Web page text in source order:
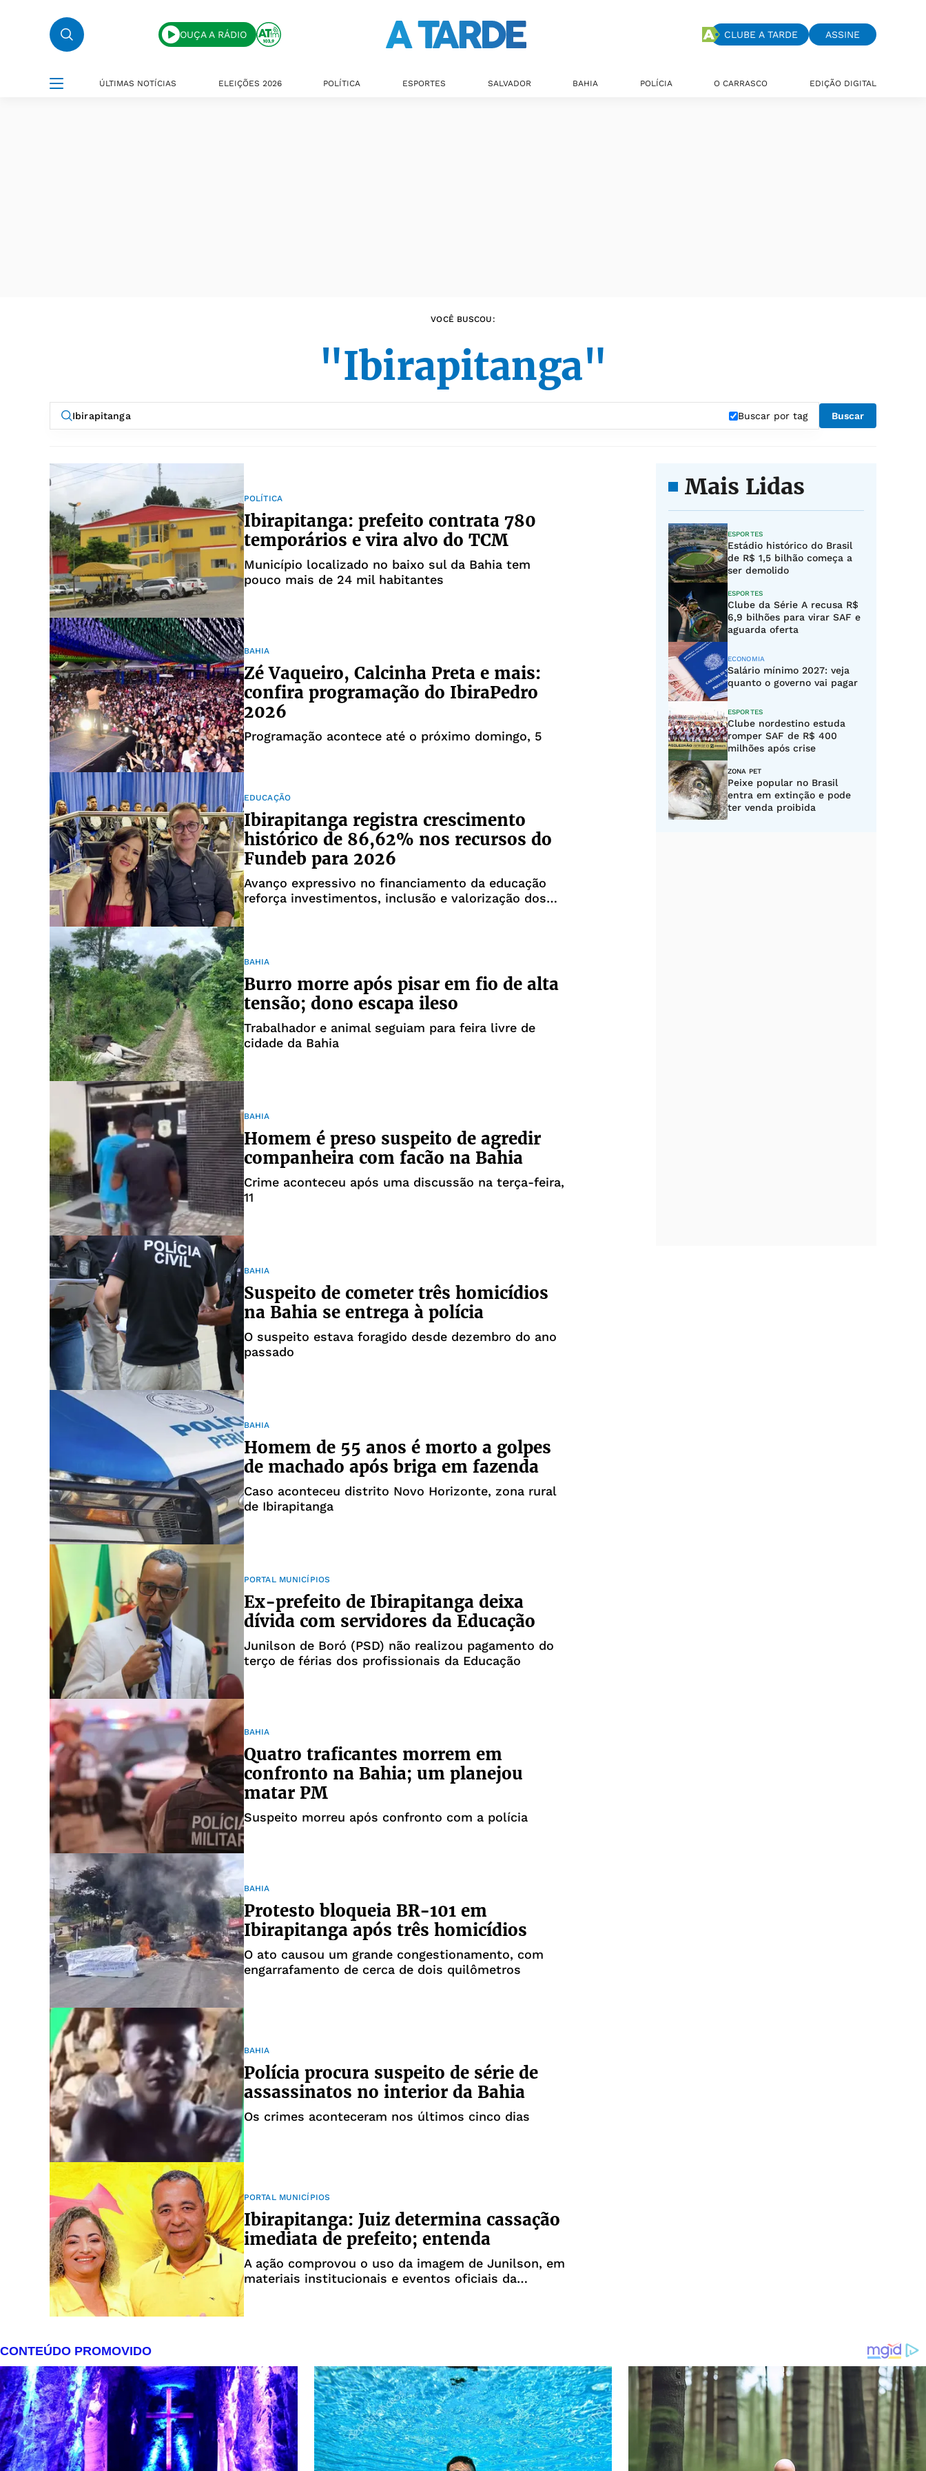
OUÇA A RÁDIO CLUBE A TARDE ASSINE
ÚLTIMAS NOTÍCIAS ELEIÇÕES 2026 POLÍTICA ESPORTES SALVADOR BAHIA POLÍCIA O CARRASCO EDIÇÃO DIGITAL
VOCÊ BUSCOU:
"Ibirapitanga"
Buscar por tag Buscar
POLÍTICA
Ibirapitanga: prefeito contrata 780
temporários e vira alvo do TCM
Município localizado no baixo sul da Bahia tem
pouco mais de 24 mil habitantes
BAHIA
Zé Vaqueiro, Calcinha Preta e mais:
confira programação do IbiraPedro
2026
Programação acontece até o próximo domingo, 5
EDUCAÇÃO
Ibirapitanga registra crescimento
histórico de 86,62% nos recursos do
Fundeb para 2026
Avanço expressivo no financiamento da educação
reforça investimentos, inclusão e valorização dos
BAHIA
Burro morre após pisar em fio de alta
tensão; dono escapa ileso
Trabalhador e animal seguiam para feira livre de
cidade da Bahia
BAHIA
Homem é preso suspeito de agredir
companheira com facão na Bahia
Crime aconteceu após uma discussão na terça-feira,
11
BAHIA
Suspeito de cometer três homicídios
na Bahia se entrega à polícia
O suspeito estava foragido desde dezembro do ano
passado
BAHIA
Homem de 55 anos é morto a golpes
de machado após briga em fazenda
Caso aconteceu distrito Novo Horizonte, zona rural
de Ibirapitanga
PORTAL MUNICÍPIOS
Ex-prefeito de Ibirapitanga deixa
dívida com servidores da Educação
Junilson de Boró (PSD) não realizou pagamento do
terço de férias dos profissionais da Educação
BAHIA
Quatro traficantes morrem em
confronto na Bahia; um planejou
matar PM
Suspeito morreu após confronto com a polícia
BAHIA
Protesto bloqueia BR-101 em
Ibirapitanga após três homicídios
O ato causou um grande congestionamento, com
engarrafamento de cerca de dois quilômetros
BAHIA
Polícia procura suspeito de série de
assassinatos no interior da Bahia
Os crimes aconteceram nos últimos cinco dias
PORTAL MUNICÍPIOS
Ibirapitanga: Juiz determina cassação
imediata de prefeito; entenda
A ação comprovou o uso da imagem de Junilson, em
materiais institucionais e eventos oficiais da
Mais Lidas
ESPORTES
Estádio histórico do Brasil
de R$ 1,5 bilhão começa a
ser demolido
ESPORTES
Clube da Série A recusa R$
6,9 bilhões para virar SAF e
aguarda oferta
ECONOMIA
Salário mínimo 2027: veja
quanto o governo vai pagar
ESPORTES
Clube nordestino estuda
romper SAF de R$ 400
milhões após crise
ZONA PET
Peixe popular no Brasil
entra em extinção e pode
ter venda proibida